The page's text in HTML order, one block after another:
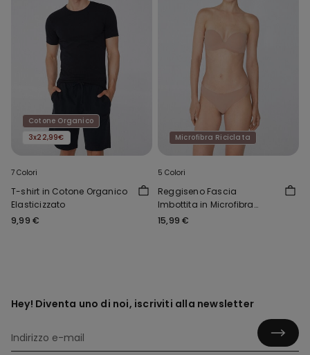
Cotone Organico
3x22,99€
7 Colori
T-shirt in Cotone Organico
Elasticizzato
9,99 €
Microfibra Riciclata
5 Colori
Reggiseno Fascia
Imbottita in Microfibra
Riciclata New York
15,99 €
Hey! Diventa uno di noi, iscriviti alla newsletter